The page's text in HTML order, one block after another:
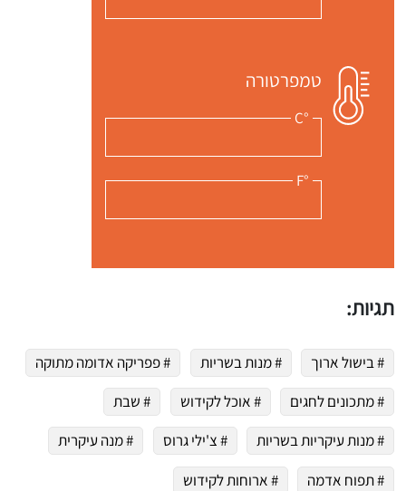
טמפרטורה
°C
°F
תגיות:
# בישול ארוך # מנות בשריות
# פפריקה אדומה מתוקה
# מתכונים לחגים
# אוכל לקידוש
# שבת
# מנות עיקריות בשריות
# צ'ילי גרוס
# מנה עיקרית
# תפוח אדמה
# ארוחות לקידוש